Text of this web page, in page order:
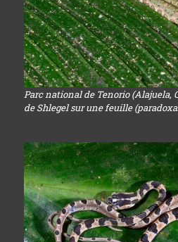
Parc national de Tenorio (Alajuela,
de Shlegel sur une feuille